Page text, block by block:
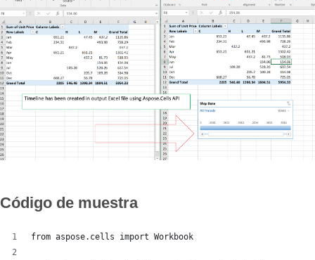
Código de muestra
from aspose.cells import Workbook